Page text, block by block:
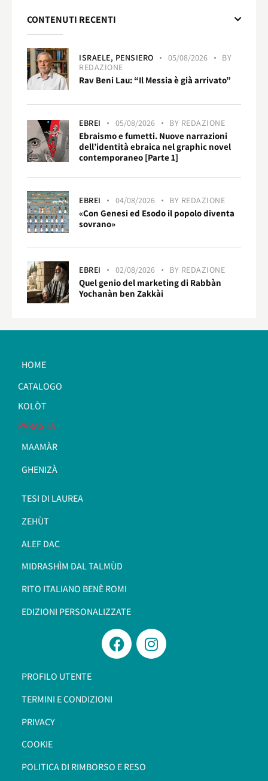
CONTENUTI RECENTI
ISRAELE, PENSIERO 05/08/2026
BY
REDAZIONE
Rav Beni Lau: “Il Messia è già arrivato”
EBREI 05/08/2026 BY REDAZIONE
Ebraismo e fumetti. Nuove narrazioni
dell’identità ebraica nel graphic novel
contemporaneo [Parte 1]
EBREI 04/08/2026 BY REDAZIONE
«Con Genesi ed Esodo il popolo diventa
sovrano»
EBREI 02/08/2026 BY REDAZIONE
Quel genio del marketing di Rabbàn
Yochanàn ben Zakkài
HOME
CATALOGO
KOLÒT
PARASHÀ
MAAMÀR
GHENIZÀ
TESI DI LAUREA
ZEHÙT
ALEF DAC
MIDRASHÌM DAL TALMÙD
RITO ITALIANO BENÈ ROMI​
EDIZIONI PERSONALIZZATE
PROFILO UTENTE
TERMINI E CONDIZIONI
PRIVACY
COOKIE
POLITICA DI RIMBORSO E RESO